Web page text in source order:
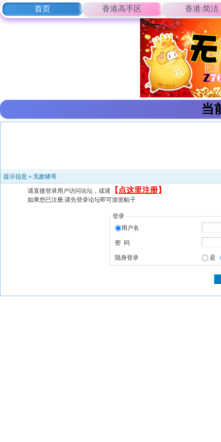
首页 香港高手区 香港:简洁
当
提示信息 » 无敌猪哥
请直接登录用户访问论坛，或请 【 点这里注册】
如果您已注册,请先登录论坛即可游览帖子
登录
用户名
密 码
隐身登录 是